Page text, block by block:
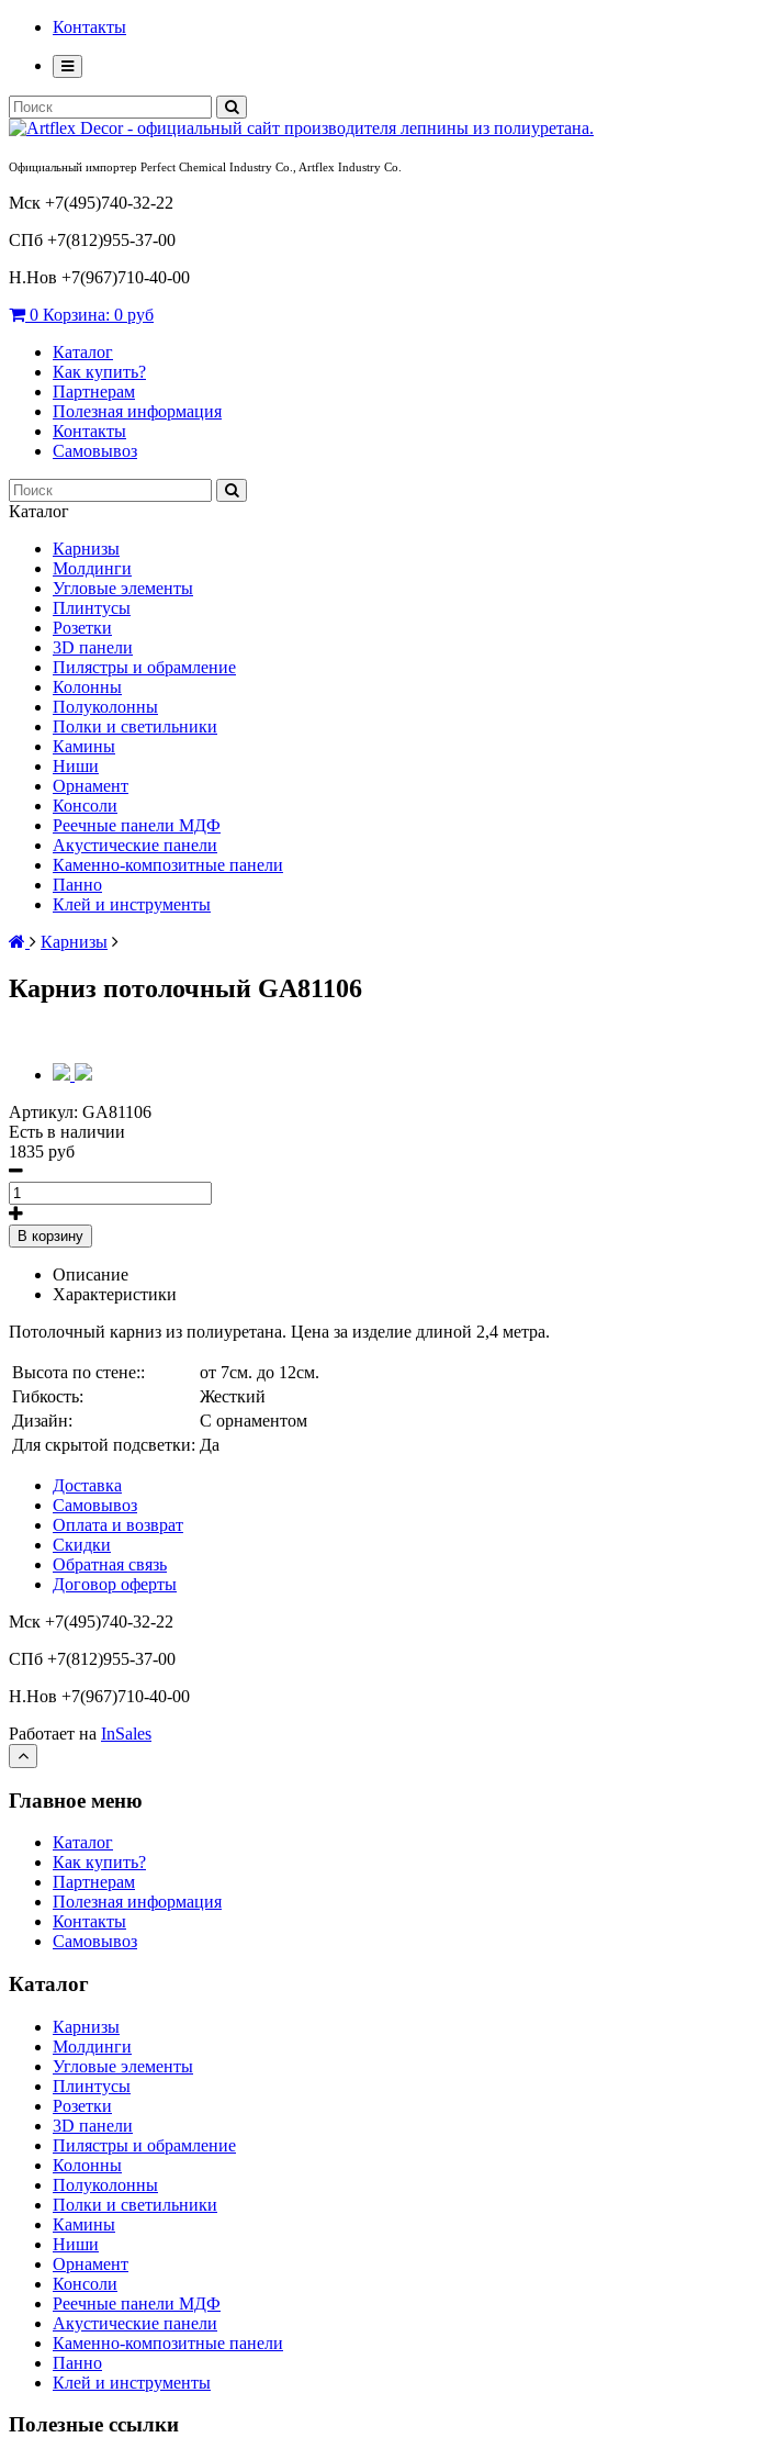
Контакты
Официальный импортер Perfect Chemical Industry Co., Artflex Industry Co.
Мск +7(495)740-32-22
СПб +7(812)955-37-00
Н.Нов +7(967)710-40-00
0 Корзина: 0 руб
Каталог
Как купить?
Партнерам
Полезная информация
Контакты
Самовывоз
Каталог
Карнизы
Молдинги
Угловые элементы
Плинтусы
Розетки
3D панели
Пилястры и обрамление
Колонны
Полуколонны
Полки и светильники
Камины
Ниши
Орнамент
Консоли
Реечные панели МДФ
Акустические панели
Каменно-композитные панели
Панно
Клей и инструменты
Карнизы
Карниз потолочный GA81106
Артикул: GA81106
Есть в наличии
1835 руб
В корзину
Описание
Характеристики
Потолочный карниз из полиуретана. Цена за изделие длиной 2,4 метра.
Высота по стене::
от 7см. до 12см.
Гибкость:
Жесткий
Дизайн:
С орнаментом
Для скрытой подсветки: Да
Доставка
Самовывоз
Оплата и возврат
Скидки
Обратная связь
Договор оферты
Мск +7(495)740-32-22
СПб +7(812)955-37-00
Н.Нов +7(967)710-40-00
Работает на InSales
Главное меню
Каталог
Как купить?
Партнерам
Полезная информация
Контакты
Самовывоз
Каталог
Карнизы
Молдинги
Угловые элементы
Плинтусы
Розетки
3D панели
Пилястры и обрамление
Колонны
Полуколонны
Полки и светильники
Камины
Ниши
Орнамент
Консоли
Реечные панели МДФ
Акустические панели
Каменно-композитные панели
Панно
Клей и инструменты
Полезные ссылки